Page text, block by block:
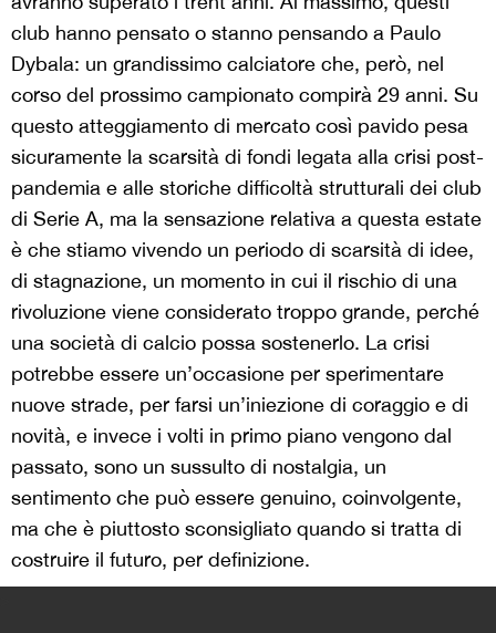
club hanno pensato o stanno pensando a Paulo
Dybala: un grandissimo calciatore che, però, nel
corso del prossimo campionato compirà 29 anni. Su
questo atteggiamento di mercato così pavido pesa
sicuramente la scarsità di fondi legata alla crisi post-
pandemia e alle storiche difficoltà strutturali dei club
di Serie A, ma la sensazione relativa a questa estate
è che stiamo vivendo un periodo di scarsità di idee,
di stagnazione, un momento in cui il rischio di una
rivoluzione viene considerato troppo grande, perché
una società di calcio possa sostenerlo. La crisi
potrebbe essere un’occasione per sperimentare
nuove strade, per farsi un’iniezione di coraggio e di
novità, e invece i volti in primo piano vengono dal
passato, sono un sussulto di nostalgia, un
sentimento che può essere genuino, coinvolgente,
ma che è piuttosto sconsigliato quando si tratta di
costruire il futuro, per definizione.